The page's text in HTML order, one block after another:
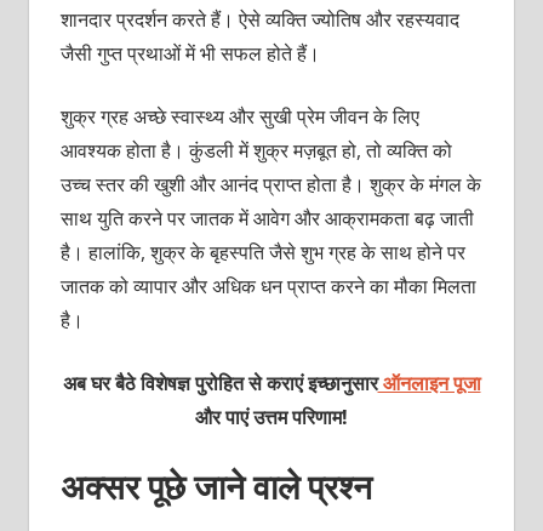
शानदार प्रदर्शन करते हैं। ऐसे व्यक्ति ज्योतिष और रहस्यवाद
जैसी गुप्त प्रथाओं में भी सफल होते हैं।
शुक्र ग्रह अच्छे स्वास्थ्य और सुखी प्रेम जीवन के लिए
आवश्यक होता है। कुंडली में शुक्र मज़बूत हो, तो व्‍यक्‍ति को
उच्‍च स्‍तर की खुशी और आनंद प्राप्त होता है। शुक्र के मंगल के
साथ युति करने पर जातक में आवेग और आक्रामकता बढ़ जाती
है। हालांकि, शुक्र के बृहस्पति जैसे शुभ ग्रह के साथ होने पर
जातक को व्यापार और अधिक धन प्राप्त करने का मौका मिलता
है।
अब घर बैठे विशेषज्ञ पुरोहित से कराएं इच्छानुसारऑनलाइन पूजा
और पाएं उत्तम परिणाम!
अक्सर पूछे जाने वाले प्रश्न